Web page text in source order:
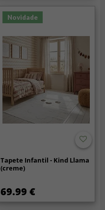
Novidade
Tapete Infantil - Kind Llama
(creme)
69.99 €